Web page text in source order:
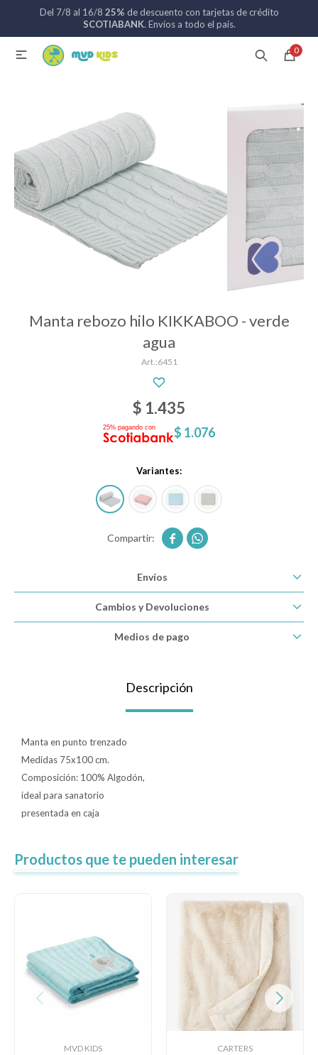
Del 7/8 al 16/8 25% de descuento con tarjetas de crédito
SCOTIABANK. Envíos a todo el país.
0

Manta rebozo hilo KIKKABOO - verde
agua
6451
$ 1.435
$ 1.076
Variantes:
 
Envíos
Cambios y Devoluciones
Medios de pago
Descripción
Manta en punto trenzado
Medidas 75x100 cm.
Composición: 100% Algodón,
ideal para sanatorio
presentada en caja
Productos que te pueden interesar
MVD KIDS CARTERS
MI CUENTA
Catálogo Nuevos ingresos
Sillas de auto
Lactancia
Alimentación
Estimulación primera infancia
Bolsos y mochilas maternales
Gift cards
Nuevos